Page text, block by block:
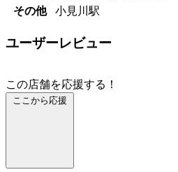
その他
小見川駅
ユーザーレビュー
この店舗を応援する！
ここから応援